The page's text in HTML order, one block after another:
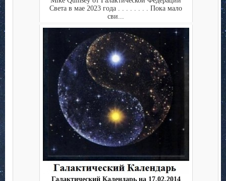
Света в мае 2023 года . . . . . . . . Пока мало
сви...
Галактический Календарь на 17.02.2014